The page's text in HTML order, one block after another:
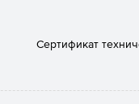
Сертификат